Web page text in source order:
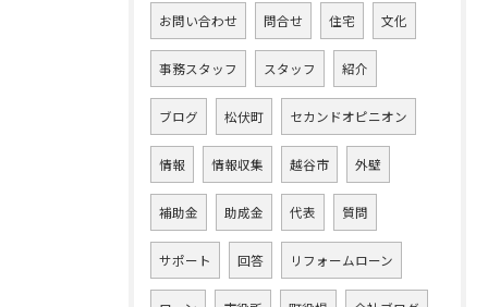
お問い合わせ 問合せ 住宅 文化
事務スタッフ スタッフ 紹介
ブログ 松伏町 セカンドオピニオン
情報 情報収集 越谷市 外壁
補助金 助成金 代表 質問
サポート 回答 リフォームローン